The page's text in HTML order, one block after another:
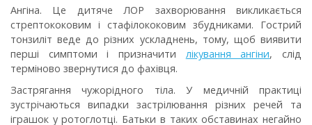
Ангіна. Це дитяче ЛОР захворювання викликається
стрептококовим і стафілококовим збудниками. Гострий
тонзиліт веде до різних ускладнень, тому, щоб виявити
перші симптоми і призначити лікування ангіни, слід
терміново звернутися до фахівця.
Застрягання чужорідного тіла. У медичній практиці
зустрічаються випадки застрілювання різних речей та
іграшок у ротоглотці. Батьки в таких обставинах негайно